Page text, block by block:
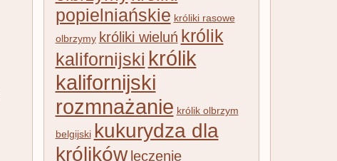
popielniańskie króliki rasowe
olbrzymy króliki wieluń królik
kalifornijski królik
kalifornijski
rozmnażanie królik olbrzym
belgijski kukurydza dla
królików leczenie